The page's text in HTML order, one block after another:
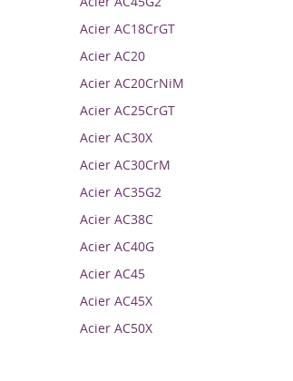
Acier AC18CrGT
Acier AC20
Acier AC20CrNiM
Acier AC25CrGT
Acier AC30X
Acier AC30CrM
Acier AC35G2
Acier AC38C
Acier AC40G
Acier AC45
Acier AC45X
Acier AC50X